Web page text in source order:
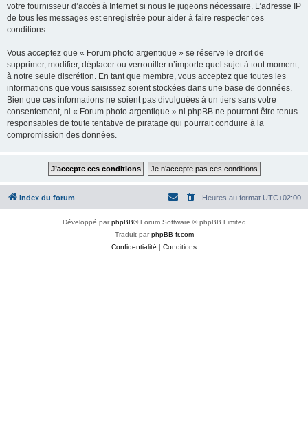
votre fournisseur d’accès à Internet si nous le jugeons nécessaire. L’adresse IP
de tous les messages est enregistrée pour aider à faire respecter ces
conditions.
Vous acceptez que « Forum photo argentique » se réserve le droit de
supprimer, modifier, déplacer ou verrouiller n’importe quel sujet à tout moment,
à notre seule discrétion. En tant que membre, vous acceptez que toutes les
informations que vous saisissez soient stockées dans une base de données.
Bien que ces informations ne soient pas divulguées à un tiers sans votre
consentement, ni « Forum photo argentique » ni phpBB ne pourront être tenus
responsables de toute tentative de piratage qui pourrait conduire à la
compromission des données.
Index du forum Heures au format UTC+02:00
Développé parphpBB® Forum Software © phpBB Limited
Traduit parphpBB-fr.com
Confidentialité | Conditions